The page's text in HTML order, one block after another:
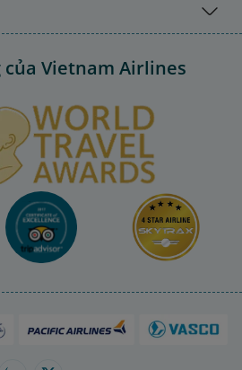
Vietnam Airlines